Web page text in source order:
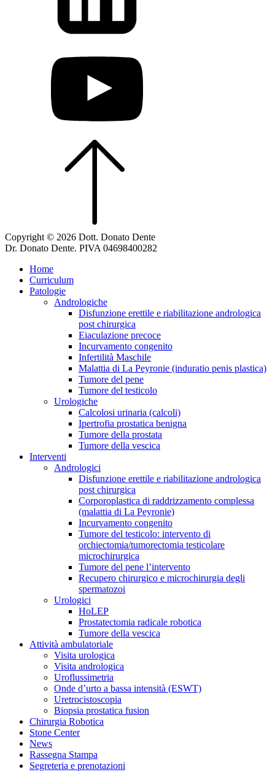
Copyright © 2026 Dott. Donato Dente
Dr. Donato Dente. PIVA 04698400282
Home
Curriculum
Patologie
Andrologiche
Disfunzione erettile e riabilitazione andrologica
post chirurgica
Eiaculazione precoce
Incurvamento congenito
Infertilità Maschile
Malattia di La Peyronie (induratio penis plastica)
Tumore del pene
Tumore del testicolo
Urologiche
Calcolosi urinaria (calcoli)
Ipertrofia prostatica benigna
Tumore della prostata
Tumore della vescica
Interventi
Andrologici
Disfunzione erettile e riabilitazione andrologica
post chirurgica
Corporoplastica di raddrizzamento complessa
(malattia di La Peyronie)
Incurvamento congenito
Tumore del testicolo: intervento di
orchiectomia/tumorectomia testicolare
microchirurgica
Tumore del pene l’intervento
Recupero chirurgico e microchirurgia degli
spermatozoi
Urologici
HoLEP
Prostatectomia radicale robotica
Tumore della vescica
Attività ambulatoriale
Visita urologica
Visita andrologica
Uroflussimetria
Onde d’urto a bassa intensità (ESWT)
Uretrocistoscopia
Biopsia prostatica fusion
Chirurgia Robotica
Stone Center
News
Rassegna Stampa
Segreteria e prenotazioni